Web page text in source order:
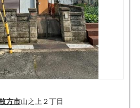
方市山之上２丁目